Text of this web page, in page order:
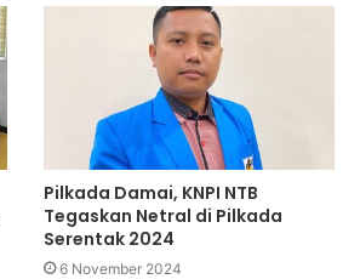
Pilkada Damai, KNPI NTB
Tegaskan Netral di Pilkada
Serentak 2024
6 November 2024